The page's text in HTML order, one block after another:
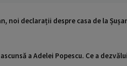
noi declarații despre casa de la
ascunsă a Adelei Popescu. Ce a